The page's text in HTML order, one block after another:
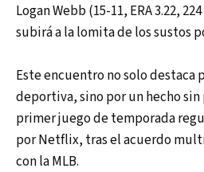
Logan Webb (15-11, ERA 3.22,
subirá a la lomita de los sustos
Este encuentro no solo destaca
deportiva, sino por un hecho
primer juego de temporada
por Netflix, tras el acuerdo
con la MLB.